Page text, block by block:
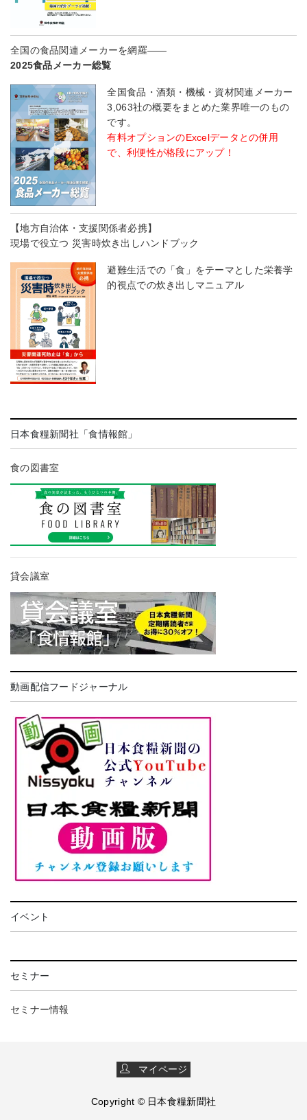
全国の食品関連メーカーを網羅――
2025食品メーカー総覧
全国食品・酒類・機械・資材関連メーカー
3,063社の概要をまとめた業界唯一のもの
です。
有料オプションのExcelデータとの併用
で、利便性が格段にアップ！
【地方自治体・支援関係者必携】
現場で役立つ 災害時炊き出しハンドブック
避難生活での「食」をテーマとした栄養学
的視点での炊き出しマニュアル
日本食糧新聞社「食情報館」
食の図書室
貸会議室
動画配信フードジャーナル
イベント
セミナー
セミナー情報
マイページ
Copyright © 日本食糧新聞社